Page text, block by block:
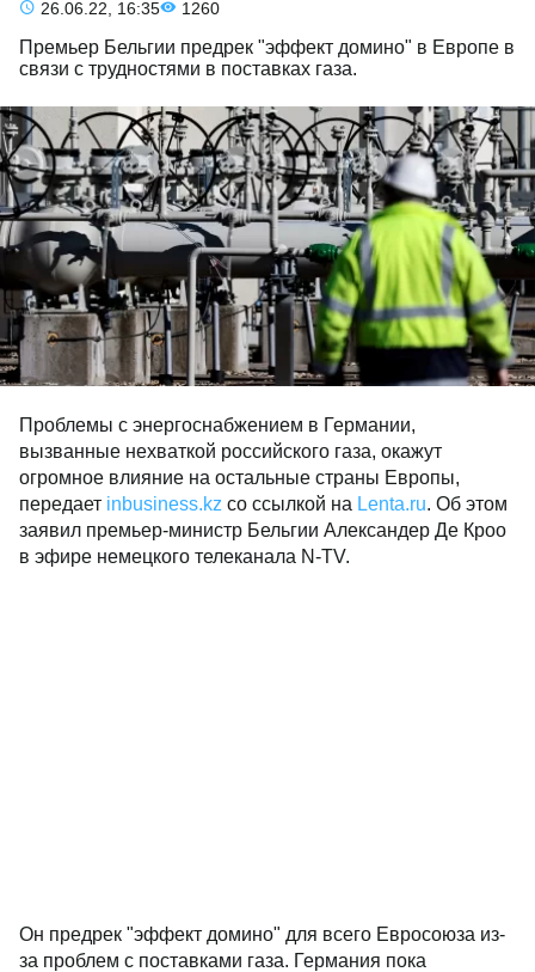
26.06.22, 16:35 1260
Премьер Бельгии предрек "эффект домино" в Европе в
связи с трудностями в поставках газа.
Проблемы с энергоснабжением в Германии,
вызванные нехваткой российского газа, окажут
огромное влияние на остальные страны Европы,
передает inbusiness.kz со ссылкой на Lenta.ru. Об этом
заявил премьер-министр Бельгии Александер Де Кроо
в эфире немецкого телеканала N-TV.
Он предрек "эффект домино" для всего Евросоюза из-
за проблем с поставками газа. Германия пока